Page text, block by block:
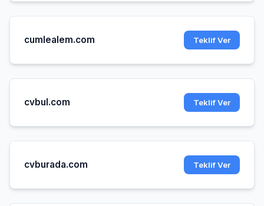
cumlealem.com Teklif Ver
cvbul.com Teklif Ver
cvburada.com Teklif Ver